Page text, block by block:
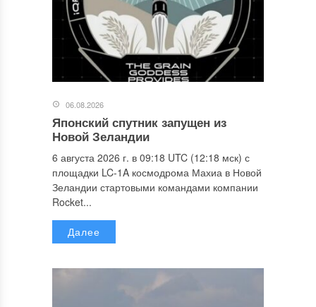
06.08.2026
Японский спутник запущен из
Новой Зеландии
6 августа 2026 г. в 09:18 UTC (12:18 мск) с
площадки LC-1A космодрома Махиа в Новой
Зеландии стартовыми командами компании
Rocket...
Далее